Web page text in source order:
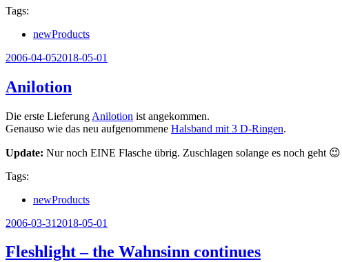
Tags:
newProducts
Veröffentlicht
2006-04-052018-05-01
Anilotion
Die erste Lieferung Anilotion ist angekommen.
Genauso wie das neu aufgenommene Halsband mit 3 D-Ringen.
Update: Nur noch EINE Flasche übrig. Zuschlagen solange es noch geht 😉
Tags:
newProducts
Veröffentlicht
2006-03-31 2018-05-01
Fleshlight – the Wahnsinn continues